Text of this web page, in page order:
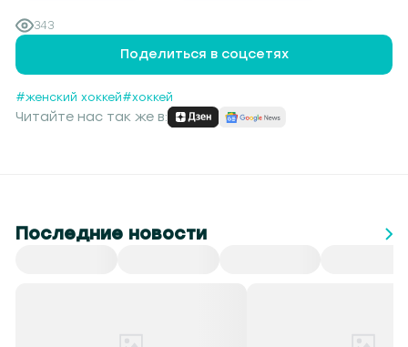
343
Поделиться в соцсетях
#женский хоккей#хоккей
Читайте нас так же в:
Последние новости